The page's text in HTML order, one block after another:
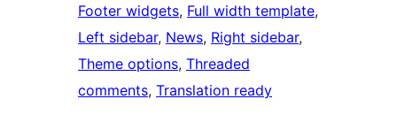
Footer widgets, Full width template
Left sidebar, News, Right sidebar
Theme options, Threaded
comments, Translation ready